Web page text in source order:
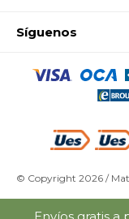
Síguenos
© Copyright 2026 /